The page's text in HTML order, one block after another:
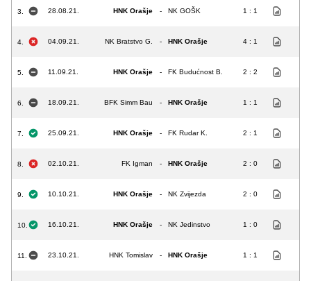
3. 28.08.21. HNK Orašje - NK GOŠK 1 : 1
4. 04.09.21. NK Bratstvo G. - HNK Orašje 4 : 1
5. 11.09.21. HNK Orašje - FK Budućnost B. 2 : 2
6. 18.09.21. BFK Simm Bau - HNK Orašje 1 : 1
7. 25.09.21. HNK Orašje - FK Rudar K. 2 : 1
8. 02.10.21. FK Igman - HNK Orašje 2 : 0
9. 10.10.21. HNK Orašje - NK Zvijezda 2 : 0
10. 16.10.21. HNK Orašje - NK Jedinstvo 1 : 0
11. 23.10.21. HNK Tomislav - HNK Orašje 1 : 1